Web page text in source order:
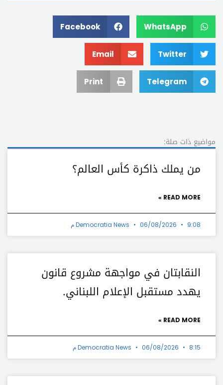
WhatsApp
Facebook
Twitter
Email
Telegram
Print
مواضيع ذات صلة:
من يملك ذاكرة كأس العالم؟
READ MORE »
Democratia News 06/08/2026 9:08 م
النقابتان في مواجهة مشروع قانون
يهدد مستقبل الإعلام اللبناني.
READ MORE »
Democratia News 06/08/2026 8:15 م